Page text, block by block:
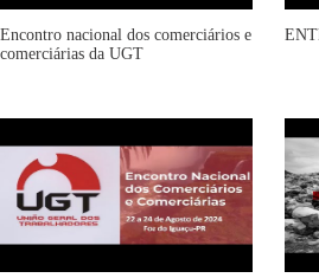
Encontro nacional dos comerciários e
comerciárias da UGT